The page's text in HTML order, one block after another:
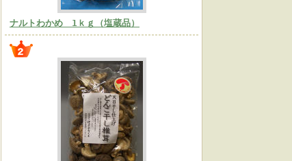
ナルトわかめ 1ｋｇ（塩蔵品）